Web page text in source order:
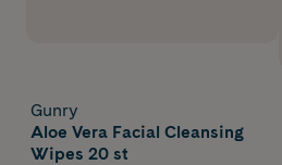
Gunry
Aloe Vera Facial Cleansing
Wipes 20 st